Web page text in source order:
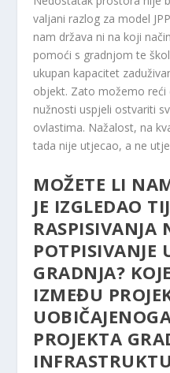
valjani razlog za model
nam država ni na koji
pomoći s gradnjom te
ukupan kapacitet
objekt. Zato možemo reći
nužnosti uspjeli ostvariti
ovlastima. Nažalost, na
tada nije utjecao, a ne
MOŽETE LI
JE IZGLEDAO
RASPISIVANJA
POTPISIVANJE
GRADNJA?
IZMEĐU
PROJEKTA